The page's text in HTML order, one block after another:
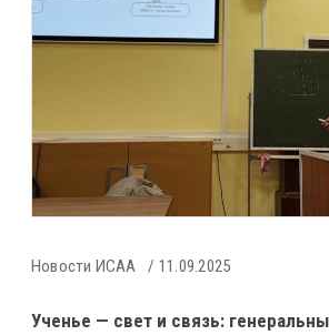
Новости ИСАА 11.09.2025
Ученье — свет и связь: